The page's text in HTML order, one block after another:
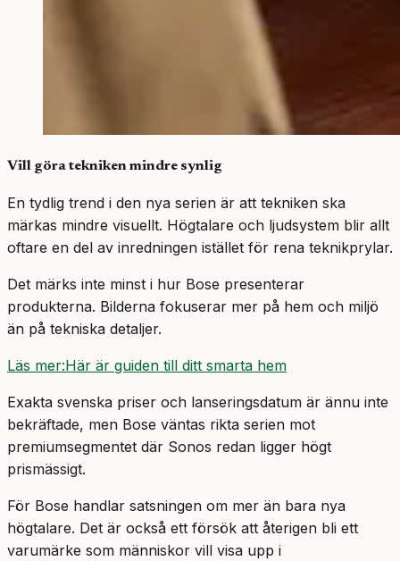
Vill göra tekniken mindre synlig
En tydlig trend i den nya serien är att tekniken ska
märkas mindre visuellt. Högtalare och ljudsystem blir allt
oftare en del av inredningen istället för rena teknikprylar.
Det märks inte minst i hur Bose presenterar
produkterna. Bilderna fokuserar mer på hem och miljö
än på tekniska detaljer.
Läs mer:Här är guiden till ditt smarta hem
Exakta svenska priser och lanseringsdatum är ännu inte
bekräftade, men Bose väntas rikta serien mot
premiumsegmentet där Sonos redan ligger högt
prismässigt.
För Bose handlar satsningen om mer än bara nya
högtalare. Det är också ett försök att återigen bli ett
varumärke som människor vill visa upp i